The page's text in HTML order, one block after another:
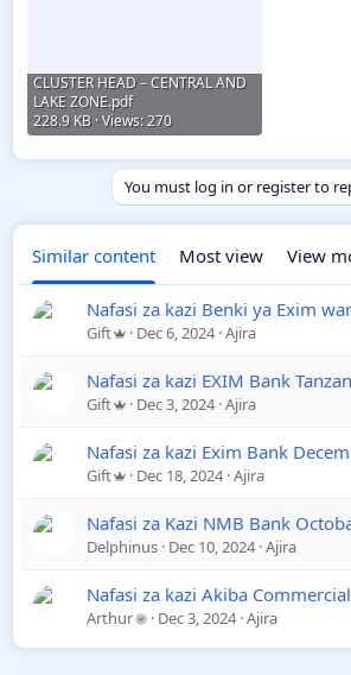
CLUSTER HEAD – CENTRAL AND
LAKE ZONE.pdf
228.9 KB · Views: 270
You must log in or register to
Similar content Most view View
Gift Dec 6, 2024 Ajira
Gift Dec 3, 2024 Ajira
Nafasi za kazi Exim Bank
Gift Dec 18, 2024 Ajira
Nafasi za Kazi NMB Bank
Delphinus Dec 10, 2024 Ajira
Arthur Dec 3, 2024 Ajira